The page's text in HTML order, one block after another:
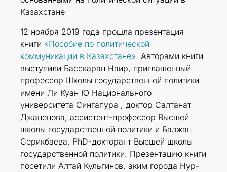
Казахстане
12 ноября 2019 года прошла презентация
книги «Пособие по политической
коммуникации в Казахстане». Авторами книги
выступили Басскаран Наир, приглашенный
профессор Школы государственной политики
имени Ли Куан Ю Национального
университета Сингапура , доктор Салтанат
Джаненова, ассистент-профессор Высшей
школы государственной политики и Балжан
Серикбаева, PhD-докторант Высшей школы
государственной политики. Презентацию книги
посетили Алтай Кульгинов, аким города Нур-